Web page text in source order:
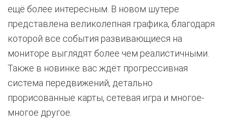
ещё более интересным. В новом шутере
представлена великолепная графика, благодаря
которой все события развивающиеся на
мониторе выглядят более чем реалистичными.
Также в новинке вас ждёт прогрессивная
система передвижений, детально
прорисованные карты, сетевая игра и многое-
многое другое.